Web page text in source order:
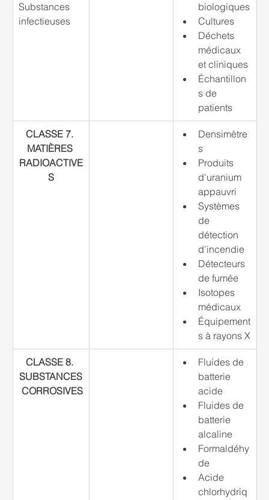
Substances
infectieuses
biologiques
Cultures
Déchets
médicaux
et cliniques
Échantillon
s de
patients
CLASSE 7.
MATIÈRES
RADIOACTIVE
S
Densimètre
s
Produits
d'uranium
appauvri
Systèmes
de
détection
d'incendie
Détecteurs
de fumée
Isotopes
médicaux
Équipement
s à rayons X
CLASSE 8.
SUBSTANCES
CORROSIVES
Fluides de
batterie
acide
Fluides de
batterie
alcaline
Formaldéhy
de
Acide
chlorhydriq